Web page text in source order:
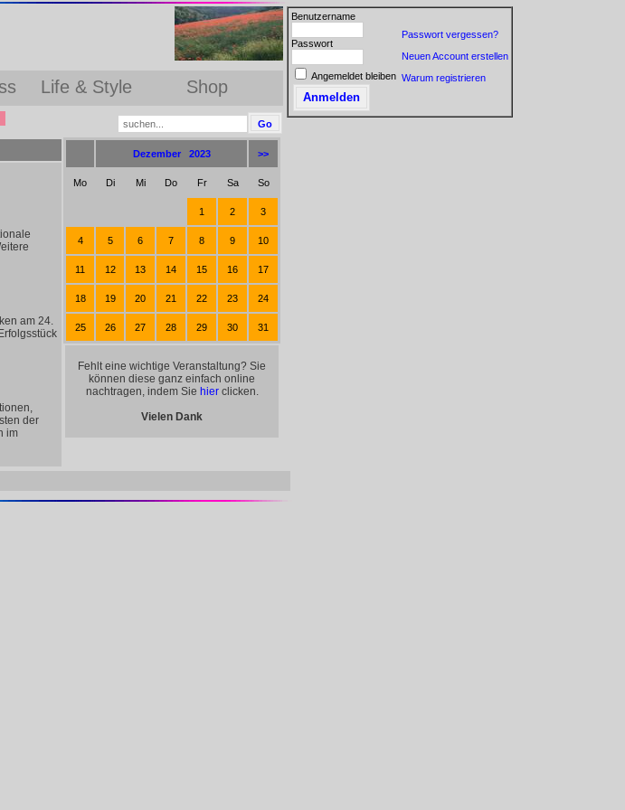
Life & Style Shop
Benutzername
Passwort
Angemeldet bleiben
Passwort vergessen?
Neuen Account erstellen
Warum registrieren
am 24.
der
im
Dezember 2023 >>
Mo Di Mi Do Fr Sa So
1 2 3
4 5 6 7 8 9 10
11 12 13 14 15 16 17
18 19 20 21 22 23 24
25 26 27 28 29 30 31
Fehlt eine wichtige Veranstaltung? Sie
können diese ganz einfach online
nachtragen, indem Sie hierclicken.
Vielen Dank